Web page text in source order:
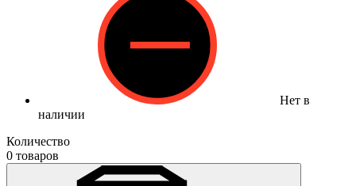
Нет в
наличии
Количество
0 товаров